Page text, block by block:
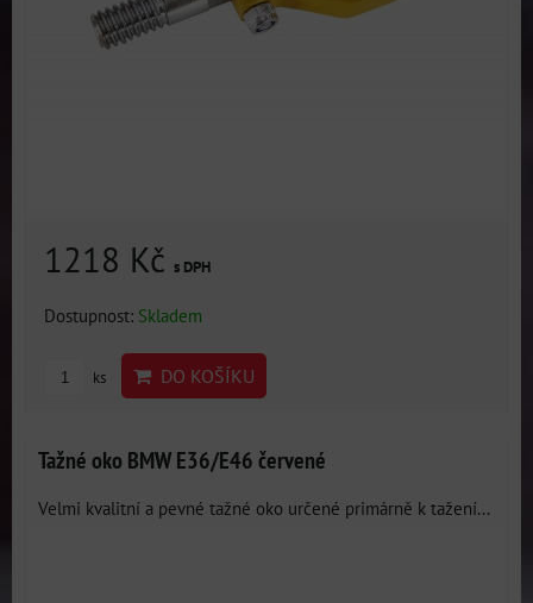
1218 Kč s DPH
Dostupnost: Skladem
ks DO KOŠÍKU
Tažné oko BMW E36/E46 červené
Velmi kvalitní a pevné tažné oko určené primárně k tažení...